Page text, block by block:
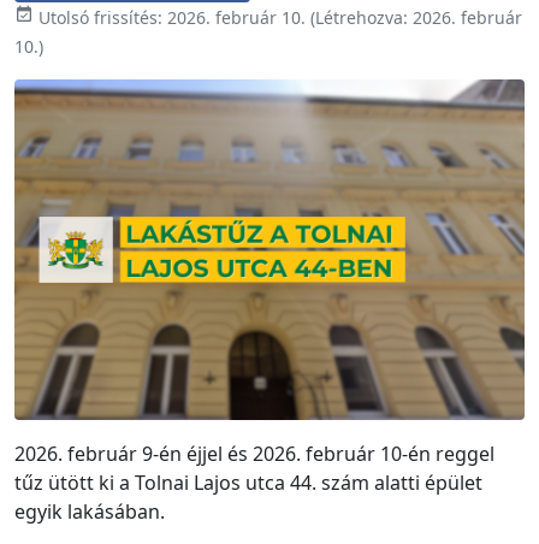
 Utolsó frissítés: 2026. február 10. (Létrehozva: 2026. február
10.)
2026. február 9-én éjjel és 2026. február 10-én reggel
tűz ütött ki a Tolnai Lajos utca 44. szám alatti épület
egyik lakásában.